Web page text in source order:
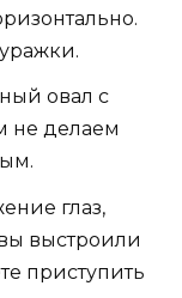
овал с
не делаем
глаз,
выстроили
приступить